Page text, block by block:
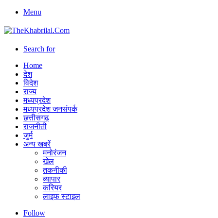
Menu
Search for
Home
देश
विदेश
राज्य
मध्यप्रदेश
मध्यप्रदेश जनसंपर्क
छत्तीसगढ़
राजनीती
जुर्म
अन्य खबरें
मनोरंजन
खेल
तकनीकी
व्यापार
करियर
लाइफ स्टाइल
Follow